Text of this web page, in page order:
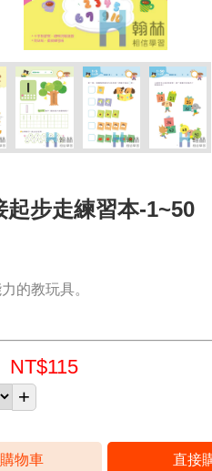
步走練習本-1~50
的教玩具。
NT$115